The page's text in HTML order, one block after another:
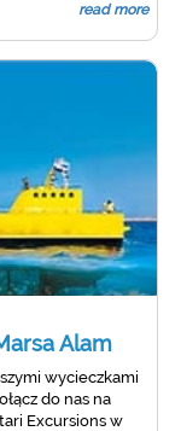
Beduinów.read more
Alam
wycieczkami
do nas na
Excursions w